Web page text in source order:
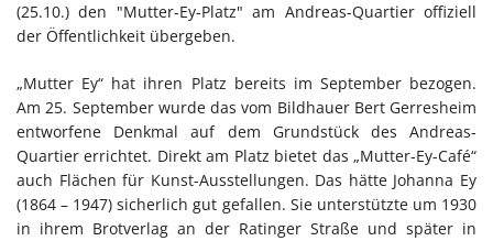
(25.10.) den "Mutter-Ey-Platz" am Andreas-Quartier offiziell
der Öffentlichkeit übergeben.
„Mutter Ey“ hat ihren Platz bereits im September bezogen.
Am 25. September wurde das vom Bildhauer Bert Gerresheim
entworfene Denkmal auf dem Grundstück des Andreas-
Quartier errichtet. Direkt am Platz bietet das „Mutter-Ey-Café“
auch Flächen für Kunst-Ausstellungen. Das hätte Johanna Ey
(1864 – 1947) sicherlich gut gefallen. Sie unterstützte um 1930
in ihrem Brotverlag an der Ratinger Straße und später in